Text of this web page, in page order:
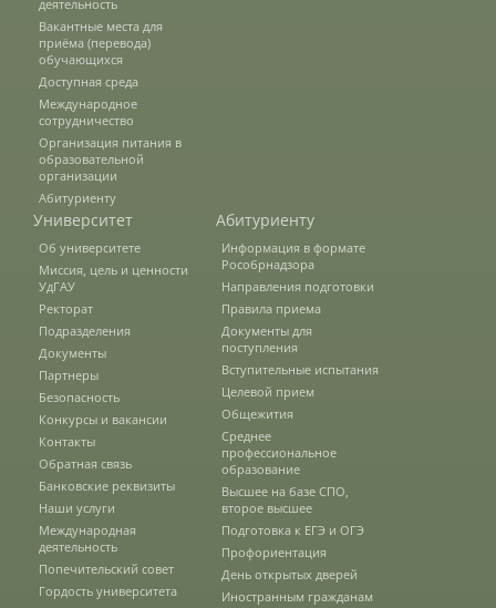
Документы
Зарубежные стипендиальные
программы
Сотрудники
Попечительский совет
Гордость университета
Ученый совет
Кадры в АПК
деятельность
Вакантные места для
приёма (перевода)
обучающихся
Доступная среда
Международное
сотрудничество
Организация питания в
образовательной
организации
Абитуриенту
Университет
Об университете
Миссия, цель и ценности
УдГАУ
Ректорат
Подразделения
Документы
Партнеры
Безопасность
Конкурсы и вакансии
Контакты
Обратная связь
Банковские реквизиты
Наши услуги
Международная
деятельность
Попечительский совет
Гордость университета
Абитуриенту
Информация в формате
Рособрнадзора
Направления подготовки
Правила приема
Документы для
поступления
Вступительные испытания
Целевой прием
Общежития
Среднее
профессиональное
образование
Высшее на базе СПО,
второе высшее
Подготовка к ЕГЭ и ОГЭ
Профориентация
День открытых дверей
Иностранным гражданам